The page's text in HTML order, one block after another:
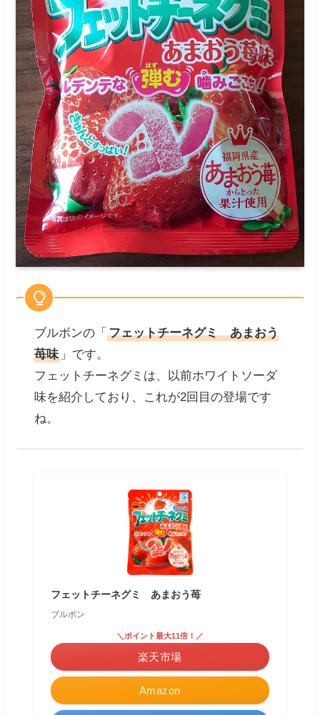
ブルボンの「 フェットチーネグミ あまおう
苺味」です。
フェットチーネグミは、以前ホワイトソーダ
味を紹介しており、これが2回目の登場です
ね。
フェットチーネグミ あまおう苺
ブルボン
Amazon
＼ポイント最大11倍！／
楽天市場